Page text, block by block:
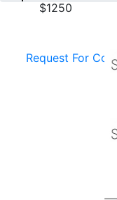
$1250
Request For